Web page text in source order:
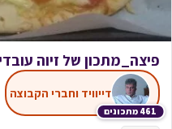
פיצה_מתכון של זיוה
461 מתכונים
דייוויד וחברי הקבוצה